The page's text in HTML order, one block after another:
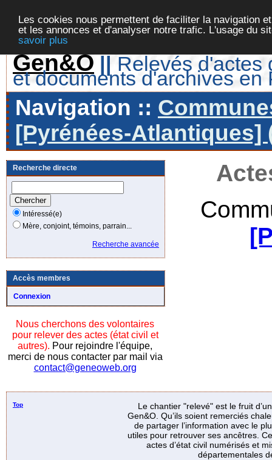
Les cookies nous permettent de faciliter la navigation
et les annonces et d'analyser notre trafic. L'usage du
savoir plus
Gen&O || Relevés d'actes
et documents d'archives en
Navigation ::
[Pyrénées-Atlantiques]
Recherche directe
Intéressé(e)
Mère, conjoint, témoins, parrain...
Recherche avancée
Accès membres
Connexion
Nous cherchons des volontaires
pour relever des actes (état civil et
autres). Pour rejoindre l'équipe,
merci de nous contacter par mail via
contact@geneoweb.org
Top
Le chantier "relevé" est le fruit
Gen&O. Qu’ils soient remerciés
de partager l’information avec le
utiles pour retrouver ses ancêtres.
actes d’état civil numérisés et
départementales